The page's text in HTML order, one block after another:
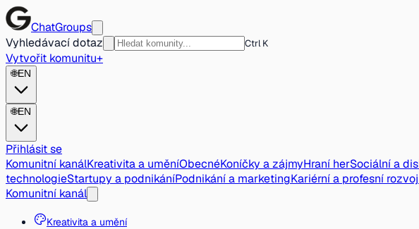
ChatGroups
Vyhledávací dotaz
Ctrl K
Vytvořit komunitu+
🌐EN
🌐EN
Přihlásit se
Komunitní kanálKreativita a uměníObecnéKoníčky a zájmyHraní herSociální a
technologieStartupy a podnikáníPodnikání a marketingKariérní a profesní rozvoj
Komunitní kanál
Kreativita a umění